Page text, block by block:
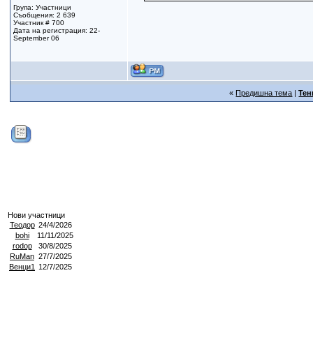
Група: Участници
Съобщения: 2 639
Участник # 700
Дата на регистрация: 22-
September 06
«Предишна тема |
Нови участници
Теодор 24/4/2026
bohi
11/11/2025
rodop
30/8/2025
RuMan 27/7/2025
Венци1
12/7/2025